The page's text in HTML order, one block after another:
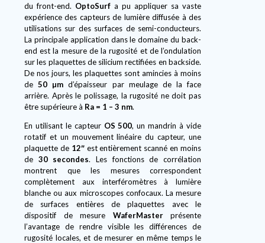
du front-end. OptoSurf a pu appliquer sa vaste
expérience des capteurs de lumière diffusée à des
utilisations sur des surfaces de semi-conducteurs.
La principale application dans le domaine du back-
end est la mesure de la rugosité et de l’ondulation
sur les plaquettes de silicium rectifiées en backside.
De nos jours, les plaquettes sont amincies à moins
de50 µm d’épaisseur par meulage de la face
arrière. Après le polissage, la rugosité ne doit pas
être supérieure à Ra = 1 – 3 nm.
En utilisant le capteur OS 500, un mandrin à vide
rotatif et un mouvement linéaire du capteur, une
plaquette de 12″est entièrement scanné en moins
de 30 secondes. Les fonctions de corrélation
montrent que les mesures correspondent
complètement aux interféromètres à lumière
blanche ou aux microscopes confocaux. La mesure
de surfaces entières de plaquettes avec le
dispositif de mesure WaferMasterprésente
l’avantage de rendre visible les différences de
rugosité locales, et de mesurer en même temps le